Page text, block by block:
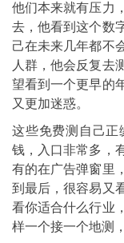
他们本来就有压力
去，他看到这个数
己在未来几年都不
人群，他会反复去
望看到一个更早的
又更加迷惑。
这些免费测自己正
钱，入口非常多，
有的在广告弹窗里
到最后，很容易又
看你适合什么行业
样一个接一个地测